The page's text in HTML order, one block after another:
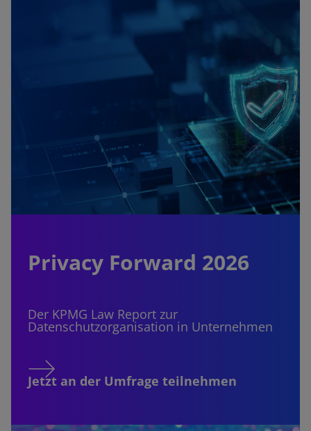
Privacy Forward 2026
Der KPMG Law Report zur
Datenschutzorganisation in Unternehmen
Jetzt an der Umfrage teilnehmen